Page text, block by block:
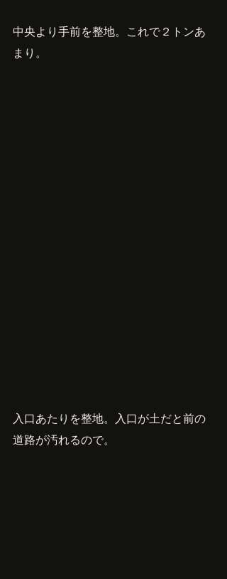
中央より手前を整地。これで２トンあ
まり。
入口あたりを整地。入口が土だと前の
道路が汚れるので。